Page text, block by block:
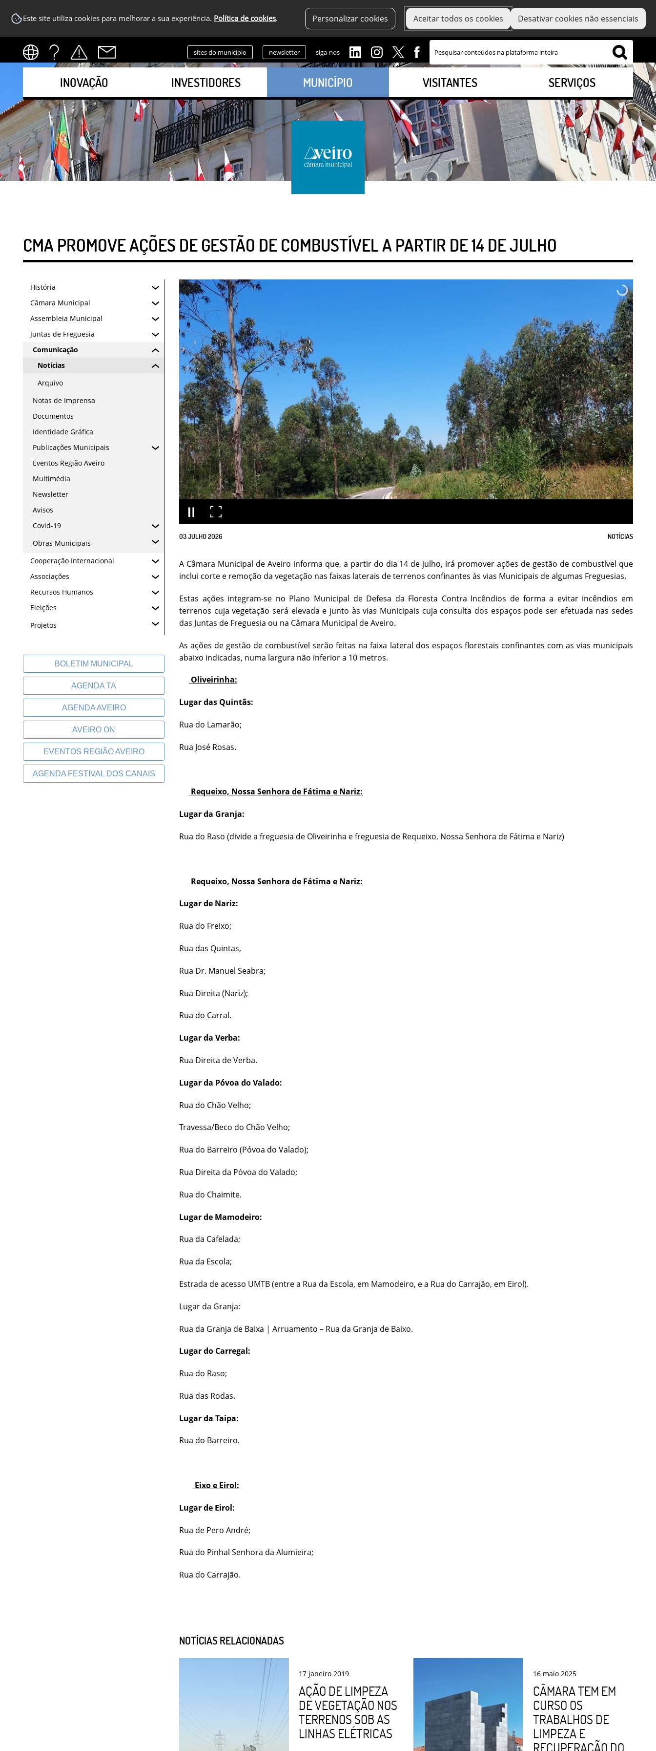
Este site utiliza cookies para melhorar a sua experiência. Política de cookies. Personalizar cookies Aceitar todos os cookies Desativar cookies não essenciais
sites do município newsletter siga-nos
INOVAÇÃO INVESTIDORES MUNICÍPIO VISITANTES SERVIÇOS
CMA PROMOVE AÇÕES DE GESTÃO DE COMBUSTÍVEL A PARTIR DE 14 DE JULHO
História
Câmara Municipal
Assembleia Municipal
Juntas de Freguesia
Comunicação
Notícias
Arquivo
Notas de Imprensa
Documentos
Identidade Gráfica
Publicações Municipais
Eventos Região Aveiro
Multimédia
Newsletter
Avisos
Covid-19
Obras Municipais
Cooperação Internacional
Associações
Recursos Humanos
Eleições
Projetos
BOLETIM MUNICIPAL
AGENDA TA
AGENDA AVEIRO
AVEIRO ON
EVENTOS REGIÃO AVEIRO
AGENDA FESTIVAL DOS CANAIS
03JULHO2026 NOTÍCIAS
A Câmara Municipal de Aveiro informa que, a partir do dia 14 de julho, irá promover ações de gestão de combustível que
inclui corte e remoção da vegetação nas faixas laterais de terrenos confinantes às vias Municipais de algumas Freguesias.
Estas ações integram-se no Plano Municipal de Defesa da Floresta Contra Incêndios de forma a evitar incêndios em
terrenos cuja vegetação será elevada e junto às vias Municipais cuja consulta dos espaços pode ser efetuada nas sedes
das Juntas de Freguesia ou na Câmara Municipal de Aveiro.
As ações de gestão de combustível serão feitas na faixa lateral dos espaços florestais confinantes com as vias municipais
abaixo indicadas, numa largura não inferior a 10 metros.
Oliveirinha:
Lugar das Quintãs:
Rua do Lamarão;
Rua José Rosas.
Requeixo, Nossa Senhora de Fátima e Nariz:
Lugar da Granja:
Rua do Raso (divide a freguesia de Oliveirinha e freguesia de Requeixo, Nossa Senhora de Fátima e Nariz)
Requeixo, Nossa Senhora de Fátima e Nariz:
Lugar de Nariz:
Rua do Freixo;
Rua das Quintas,
Rua Dr. Manuel Seabra;
Rua Direita (Nariz);
Rua do Carral.
Lugar da Verba:
Rua Direita de Verba.
Lugar da Póvoa do Valado:
Rua do Chão Velho;
Travessa/Beco do Chão Velho;
Rua do Barreiro (Póvoa do Valado);
Rua Direita da Póvoa do Valado;
Rua do Chaimite.
Lugar de Mamodeiro:
Rua da Cafelada;
Rua da Escola;
Estrada de acesso UMTB (entre a Rua da Escola, em Mamodeiro, e a Rua do Carrajão, em Eirol).
Lugar da Granja:
Rua da Granja de Baixa | Arruamento – Rua da Granja de Baixo.
Lugar do Carregal:
Rua do Raso;
Rua das Rodas.
Lugar da Taipa:
Rua do Barreiro.
Eixo e Eirol:
Lugar de Eirol:
Rua de Pero André;
Rua do Pinhal Senhora da Alumieira;
Rua do Carrajão.
NOTÍCIAS RELACIONADAS
17 janeiro 2019
AÇÃO DE LIMPEZA
DE VEGETAÇÃO NOS
TERRENOS SOB AS
LINHAS ELÉTRICAS
16 maio 2025
CÂMARA TEM EM
CURSO OS
TRABALHOS DE
LIMPEZA E
RECUPERAÇÃO DO